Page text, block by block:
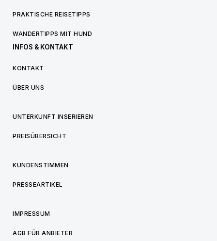
PRAKTISCHE REISETIPPS
WANDERTIPPS MIT HUND
INFOS & KONTAKT
KONTAKT
ÜBER UNS
UNTERKUNFT INSERIEREN
PREISÜBERSICHT
KUNDENSTIMMEN
PRESSEARTIKEL
IMPRESSUM
AGB FÜR ANBIETER